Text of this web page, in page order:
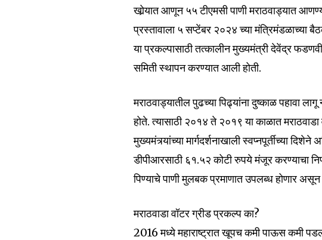
Join our community
SUBSCRIBERS and be
of the conversation.
the subscribe button below. Don't worry, we
won't spam your inbox. Your information is
खोर्‍यात आणून ५५ टीएमसी पाणी मराठवाड्यात
प्रस्तावाला ५ सप्टेंबर २०२४ च्या मंत्रिमंडळाच्या
या प्रकल्पासाठी तत्कालीन मुख्यमंत्री देवेंद्र
समिती स्थापन करण्यात आली होती.
मराठवाड्यातील पुढच्या पिढ्यांना दुष्काळ पहावा
होते. त्यासाठी २०१४ ते २०१९ या काळात
मुख्यमंत्र्यांच्या मार्गदर्शनाखाली स्वप्नपूर्तीच्या
डीपीआरसाठी ६१.५२ कोटी रुपये मंजूर करण्याचा
पिण्याचे पाणी मुलबक प्रमाणात उपलब्ध होणार असून
मराठवाडा वॉटर ग्रीड प्रकल्प का?
2016 मध्ये महाराष्ट्रात खूपच कमी पाऊस कमी